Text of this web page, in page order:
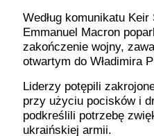
Według komunikatu
Emmanuel Macron
zakończenie wojny,
otwartym do Władimira
Liderzy potępili
przy użyciu pocisków i
podkreślili potrzebę
ukraińskiej armii.